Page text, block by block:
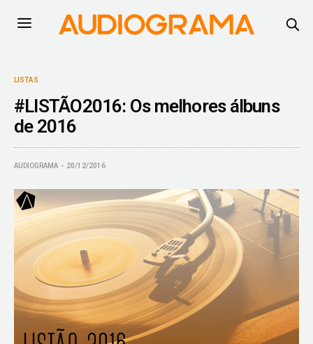
LISTAS
#LISTÃO2016: Os melhores álbuns
de 2016
AUDIOGRAMA 20/12/2016